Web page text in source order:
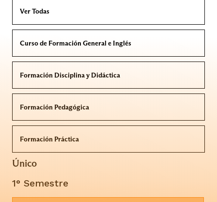
Ver Todas
Curso de Formación General e Inglés
Formación Disciplina y Didáctica
Formación Pedagógica
Formación Práctica
Único
1° Semestre